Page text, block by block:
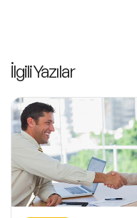
İlgili Yazılar